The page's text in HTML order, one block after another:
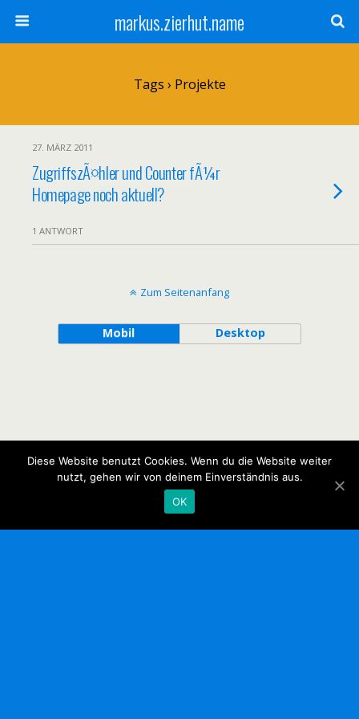
markus.zierhut.name
Tags › Projekte
27. MÄRZ 2011
ZugriffszÃ¤hler und Counter fÃ¼r
Homepage noch aktuell?
1 ANTWORT
Zum Seitenanfang
Mobil Desktop
Diese Website benutzt Cookies. Wenn du die Website weiter
nutzt, gehen wir von deinem Einverständnis aus.
OK